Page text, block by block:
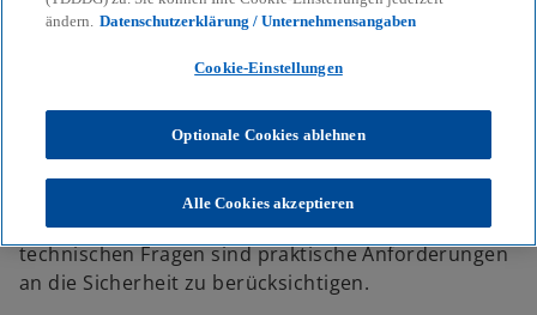
berücksichtigen.
KPMG Themen
Corporate Governance & Compliance
Das Interne Kontrollsystem und KI-Anwendungen
Anwendungsfälle der Künstlichen Intelligenz (KI)
sind vielseitig und mit Bedacht zu wählen. Neben
technischen Fragen sind praktische Anforderungen
an die Sicherheit zu berücksichtigen.
ändern. Datenschutzerklärung / Unternehmensangaben
Cookie-Einstellungen
Optionale Cookies ablehnen
Alle Cookies akzeptieren